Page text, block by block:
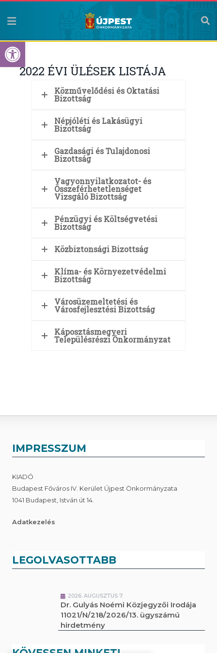
Eszköztár megnyitása
2022 ÉVI ÜLÉSEK LISTÁJA
Közművelődési és Oktatási
Bizottság
Népjóléti és Lakásügyi
Bizottság
Gazdasági és Tulajdonosi
Bizottság
Vagyonnyilatkozatot- és
Összeférhetetlenséget
Vizsgáló Bizottság
Pénzügyi és Költségvetési
Bizottság
Közbiztonsági Bizottság
Klíma- és Környezetvédelmi
Bizottság
Városüzemeltetési és
Városfejlesztési Bizottság
Káposztásmegyeri
Településrészi Önkormányzat
IMPRESSZUM
KIADÓ
Budapest Főváros IV. Kerület Újpest Önkormányzata
1041 Budapest, István út 14.
Adatkezelés
LEGOLVASOTTABB
2026. AUGUSZTUS 7.
Dr. Gulyás Noémi Közjegyzői Irodája
11021/N/218/2026/13. ügyszámú
hirdetmény